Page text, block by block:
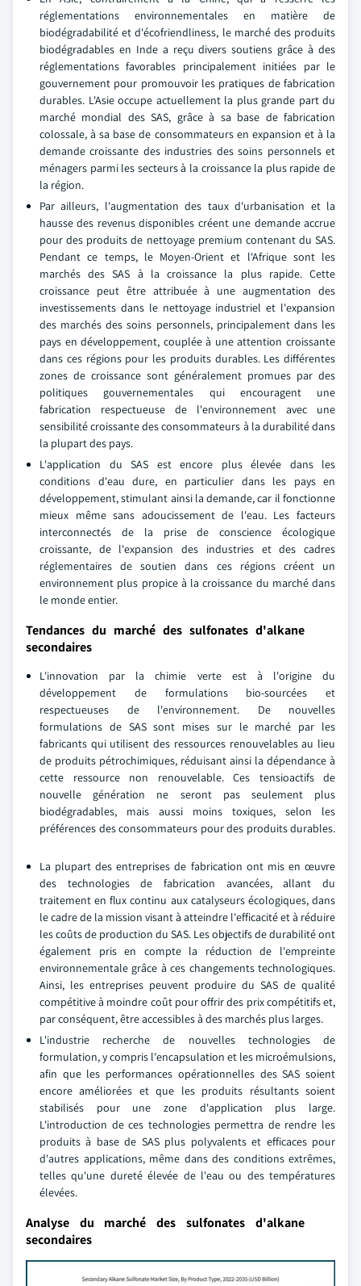
réglementations environnementales en matière de
biodégradabilité et d'écofriendliness, le marché des produits
biodégradables en Inde a reçu divers soutiens grâce à des
réglementations favorables principalement initiées par le
gouvernement pour promouvoir les pratiques de fabrication
durables. L'Asie occupe actuellement la plus grande part du
marché mondial des SAS, grâce à sa base de fabrication
colossale, à sa base de consommateurs en expansion et à la
demande croissante des industries des soins personnels et
ménagers parmi les secteurs à la croissance la plus rapide de
la région.
Par ailleurs, l'augmentation des taux d'urbanisation et la
hausse des revenus disponibles créent une demande accrue
pour des produits de nettoyage premium contenant du SAS.
Pendant ce temps, le Moyen-Orient et l'Afrique sont les
marchés des SAS à la croissance la plus rapide. Cette
croissance peut être attribuée à une augmentation des
investissements dans le nettoyage industriel et l'expansion
des marchés des soins personnels, principalement dans les
pays en développement, couplée à une attention croissante
dans ces régions pour les produits durables. Les différentes
zones de croissance sont généralement promues par des
politiques gouvernementales qui encouragent une
fabrication respectueuse de l'environnement avec une
sensibilité croissante des consommateurs à la durabilité dans
la plupart des pays.
L'application du SAS est encore plus élevée dans les
conditions d'eau dure, en particulier dans les pays en
développement, stimulant ainsi la demande, car il fonctionne
mieux même sans adoucissement de l'eau. Les facteurs
interconnectés de la prise de conscience écologique
croissante, de l'expansion des industries et des cadres
réglementaires de soutien dans ces régions créent un
environnement plus propice à la croissance du marché dans
le monde entier.
Tendances du marché des sulfonates d'alkane
secondaires
L'innovation par la chimie verte est à l'origine du
développement de formulations bio-sourcées et
respectueuses de l'environnement. De nouvelles
formulations de SAS sont mises sur le marché par les
fabricants qui utilisent des ressources renouvelables au lieu
de produits pétrochimiques, réduisant ainsi la dépendance à
cette ressource non renouvelable. Ces tensioactifs de
nouvelle génération ne seront pas seulement plus
biodégradables, mais aussi moins toxiques, selon les
préférences des consommateurs pour des produits durables.
La plupart des entreprises de fabrication ont mis en œuvre
des technologies de fabrication avancées, allant du
traitement en flux continu aux catalyseurs écologiques, dans
le cadre de la mission visant à atteindre l'efficacité et à réduire
les coûts de production du SAS. Les objectifs de durabilité ont
également pris en compte la réduction de l'empreinte
environnementale grâce à ces changements technologiques.
Ainsi, les entreprises peuvent produire du SAS de qualité
compétitive à moindre coût pour offrir des prix compétitifs et,
par conséquent, être accessibles à des marchés plus larges.
L'industrie recherche de nouvelles technologies de
formulation, y compris l'encapsulation et les microémulsions,
afin que les performances opérationnelles des SAS soient
encore améliorées et que les produits résultants soient
stabilisés pour une zone d'application plus large.
L'introduction de ces technologies permettra de rendre les
produits à base de SAS plus polyvalents et efficaces pour
d'autres applications, même dans des conditions extrêmes,
telles qu'une dureté élevée de l'eau ou des températures
élevées.
Analyse du marché des sulfonates d'alkane
secondaires